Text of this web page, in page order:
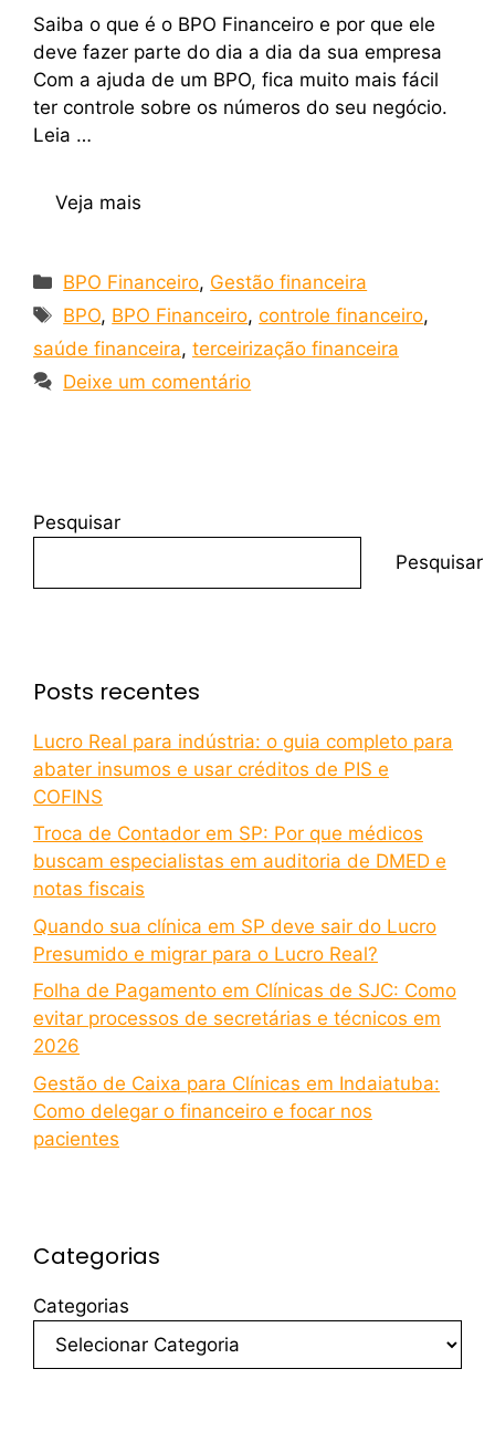
Saiba o que é o BPO Financeiro e por que ele
deve fazer parte do dia a dia da sua empresa
Com a ajuda de um BPO, fica muito mais fácil
ter controle sobre os números do seu negócio.
Leia …
Veja mais
BPO Financeiro, Gestão financeira
BPO, BPO Financeiro,controle financeiro,
saúde financeira, terceirização financeira
Deixe um comentário
Pesquisar
Pesquisar
Posts recentes
Lucro Real para indústria: o guia completo para
abater insumos e usar créditos de PIS e
COFINS
Troca de Contador em SP: Por que médicos
buscam especialistas em auditoria de DMED e
notas fiscais
Quando sua clínica em SP deve sair do Lucro
Presumido e migrar para o Lucro Real?
Folha de Pagamento em Clínicas de SJC: Como
evitar processos de secretárias e técnicos em
2026
Gestão de Caixa para Clínicas em Indaiatuba:
Como delegar o financeiro e focar nos
pacientes
Categorias
Categorias